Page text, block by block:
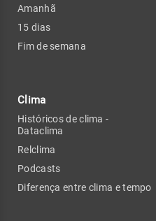
Amanhã
15 dias
Fim de semana
Clima
Históricos de clima -
Dataclima
Relclima
Podcasts
Diferença entre clima e tempo